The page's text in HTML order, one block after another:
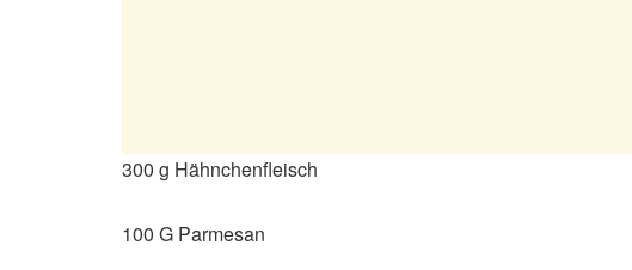
300 g Hähnchenfleisch
100 G Parmesan